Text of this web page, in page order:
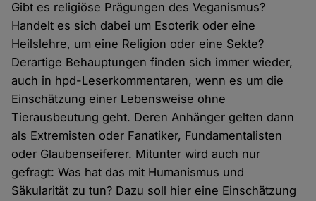
Gibt es religiöse Prägungen des Veganismus?
Handelt es sich dabei um Esoterik oder eine
Heilslehre, um eine Religion oder eine Sekte?
Derartige Behauptungen finden sich immer wieder,
auch in hpd-Leserkommentaren, wenn es um die
Einschätzung einer Lebensweise ohne
Tierausbeutung geht. Deren Anhänger gelten dann
als Extremisten oder Fanatiker, Fundamentalisten
oder Glaubenseiferer. Mitunter wird auch nur
gefragt: Was hat das mit Humanismus und
Säkularität zu tun? Dazu soll hier eine Einschätzung